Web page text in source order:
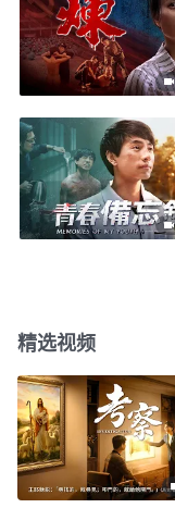
精选视频